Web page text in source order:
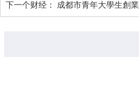
下一个财经：
成都市青年大學生創